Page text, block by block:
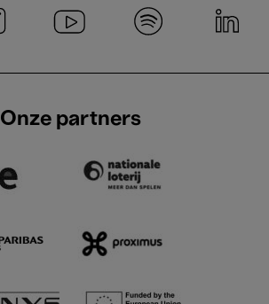
Onze partners